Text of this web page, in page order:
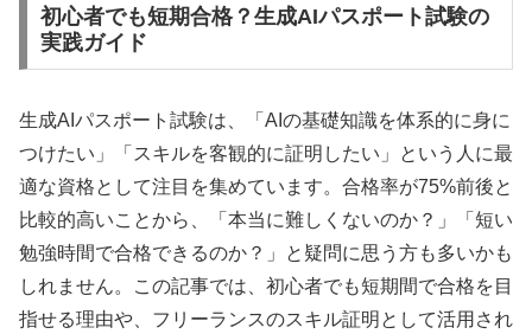
初心者でも短期合格？生成AIパスポート試験の
実践ガイド
生成AIパスポート試験は、「AIの基礎知識を体系的に身に
つけたい」「スキルを客観的に証明したい」という人に最
適な資格として注目を集めています。合格率が75%前後と
比較的高いことから、「本当に難しくないのか？」「短い
勉強時間で合格できるのか？」と疑問に思う方も多いかも
しれません。この記事では、初心者でも短期間で合格を目
指せる理由や、フリーランスのスキル証明として活用され